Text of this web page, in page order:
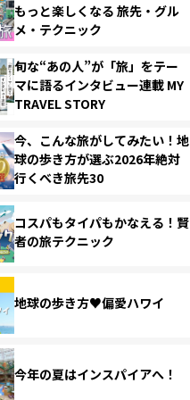
もっと楽しくなる 旅先・グル
メ・テクニック
旬な“あの人”が「旅」をテー
マに語るインタビュー連載 MY
TRAVEL STORY
今、こんな旅がしてみたい！地
球の歩き方が選ぶ2026年絶対
行くべき旅先30
コスパもタイパもかなえる！賢
者の旅テクニック
地球の歩き方♥偏愛ハワイ
今年の夏はインスパイアへ！